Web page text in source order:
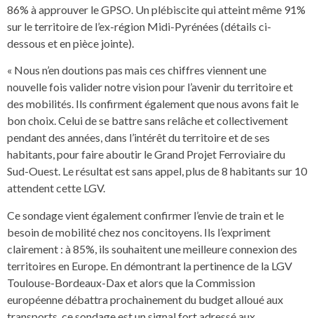
86% à approuver le GPSO. Un plébiscite qui atteint même 91%
sur le territoire de l’ex-région Midi-Pyrénées (détails ci-
dessous et en pièce jointe).
« Nous n’en doutions pas mais ces chiffres viennent une
nouvelle fois valider notre vision pour l’avenir du territoire et
des mobilités. Ils confirment également que nous avons fait le
bon choix. Celui de se battre sans relâche et collectivement
pendant des années, dans l’intérêt du territoire et de ses
habitants, pour faire aboutir le Grand Projet Ferroviaire du
Sud-Ouest. Le résultat est sans appel, plus de 8 habitants sur 10
attendent cette LGV.
Ce sondage vient également confirmer l’envie de train et le
besoin de mobilité chez nos concitoyens. Ils l’expriment
clairement : à 85%, ils souhaitent une meilleure connexion des
territoires en Europe. En démontrant la pertinence de la LGV
Toulouse-Bordeaux-Dax et alors que la Commission
européenne débattra prochainement du budget alloué aux